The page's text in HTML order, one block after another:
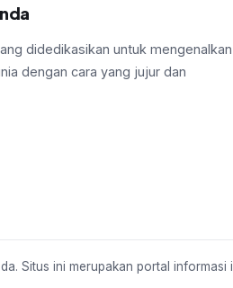
didedikasikan untuk mengenalkan
dengan cara yang jujur dan
Situs ini merupakan portal